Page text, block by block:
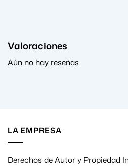
Valoraciones
Aún no hay reseñas
LA EMPRESA
Derechos de Autor y Propiedad